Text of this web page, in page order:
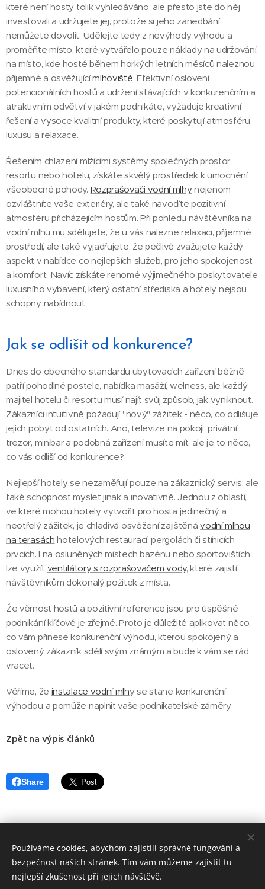
které není hosty tolik vyhledáváno, ale přesto jste do něj
investovali a udržujete jej, protože si jeho zanedbání
nemůžete dovolit. Udělejte tedy z nevýhody výhodu a
proměňte místo, které vytvářelo pouze náklady na udržování,
na místo, kde hosté během horkých letních měsíců naleznou
příjemné a osvěžujícímlhoviště. Efektivní oslovení
potencionálních hostů a udržení stávajících v konkurenčním a
atraktivním odvětví v jakém podnikáte, vyžaduje kreativní
řešení a vysoce kvalitní produkty, které poskytují atmosféru
luxusu a relaxace.
Řešením chlazení mlžícími systémy společných prostor
resortu nebo hotelu, získáte skvělý prostředek k umocnění
všeobecné pohody. Rozprašovači vodní mlhy nejenom
ozvláštníte vaše exteriéry, ale také navodíte pozitivní
atmosféru přicházejícím hostům. Při pohledu návštěvníka na
vodní mlhu mu sdělujete, že u vás nalezne relaxaci, příjemné
prostředí, ale také vyjadřujete, že pečlivě zvažujete každý
aspekt v nabídce co nejlepších služeb, pro jeho spokojenost
a komfort. Navíc získáte renomé výjimečného poskytovatele
luxusního vybavení, který ostatní střediska a hotely nejsou
schopny nabídnout.
Jak se odlišit od konkurence?
Dnes do obecného standardu ubytovacích zařízení běžně
patří pohodlné postele, nabídka masáží, welness, ale každý
majitel hotelu či resortu musí najít svůj způsob, jak vyniknout.
Zákazníci intuitivně požadují "nový" zážitek - něco, co odlišuje
jejich pobyt od ostatních. Ano, televize na pokoji, privátní
trezor, minibar a podobná zařízení musíte mít, ale je to něco,
co vás odliší od konkurence?
Nejlepší hotely se nezaměřují pouze na zákaznický servis, ale
také schopnost myslet jinak a inovativně. Jednou z oblastí,
ve které mohou hotely vytvořit pro hosta jedinečný a
neotřelý zážitek, je chladivá osvěžení zajištěnávodní mlhou
na terasách hotelových restaurací, pergolách či stínicích
prvcích. I na osluněných místech bazénu nebo sportovištích
lze využít ventilátory s rozprašovačem vody, které zajistí
návštěvníkům dokonalý požitek z místa.
Že věrnost hostů a pozitivní reference jsou pro úspěšné
podnikání klíčové je zřejmé. Proto je důležité aplikovat něco,
co vám přinese konkurenční výhodu, kterou spokojený a
oslovený zákazník sdělí svým známým a bude k vám se rád
vracet.
Věříme, že instalace vodní mlhy se stane konkurenční
výhodou a pomůže naplnit vaše podnikatelské záměry.
Zpět na výpis článků
Share
Infocom s.r.o., Lýskova 711/24, 15500 Praha 5, Tel.: +420 725 647
480
Používáme cookies, abychom zajistili správné fungování a
bezpečnost našich stránek. Tím vám můžeme zajistit tu
nejlepší zkušenost při jejich návštěvě.